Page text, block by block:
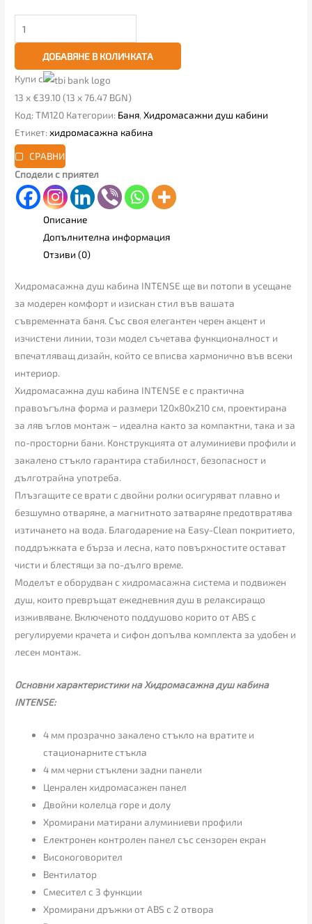
ДОБАВЯНЕ В КОЛИЧКАТА
Купи с
13 x €39.10 (13 x 76.47 BGN)
Код:TM120 Категории: Баня,Хидромасажни душ кабини
Етикет:хидромасажна кабина
СРАВНИ
Сподели с приятел
Описание
Допълнителна информация
Отзиви (0)
Хидромасажна душ кабина INTENSE ще ви потопи в усещане
за модерен комфорт и изискан стил във вашата
съвременната баня. Със своя елегантен черен акцент и
изчистени линии, този модел съчетава функционалност и
впечатляващ дизайн, който се вписва хармонично във всеки
интериор.
Хидромасажна душ кабина INTENSE е с практична
правоъгълна форма и размери 120x80x210 см, проектирана
за ляв ъглов монтаж – идеална както за компактни, така и за
по-просторни бани. Конструкцията от алуминиеви профили и
закалено стъкло гарантира стабилност, безопасност и
дълготрайна употреба.
Плъзгащите се врати с двойни ролки осигуряват плавно и
безшумно отваряне, а магнитното затваряне предотвратява
изтичането на вода. Благодарение на Easy-Clean покритието,
поддръжката е бърза и лесна, като повърхностите остават
чисти и блестящи за по-дълго време.
Моделът е оборудван с хидромасажна система и подвижен
душ, които превръщат ежедневния душ в релаксиращо
изживяване. Включеното поддушово корито от ABS с
регулируеми крачета и сифон допълва комплекта за удобен и
лесен монтаж.
Основни характеристики на Хидромасажна душ кабина
INTENSE:
4 мм прозрачно закалено стъкло на вратите и
стационарните стъкла
4 мм черни стъклени задни панели
Ценрален хидромасажен панел
Двойни колелца горе и долу
Хромирани матирани алуминиеви профили
Електронен контролен панел със сензорен екран
Високоговорител
Вентилатор
Смесител с 3 функции
Хромирани дръжки от ABS с 2 отвора